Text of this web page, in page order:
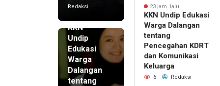
Redaksi
KKN
Undip
Edukasi
Warga
Dalangan
tentang
23 jam lalu
KKN Undip Edukasi
Warga Dalangan
tentang
Pencegahan KDRT
dan Komunikasi
Keluarga
6 Redaksi